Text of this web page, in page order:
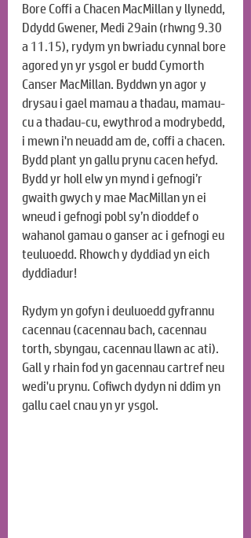
Bore Coffi a Chacen MacMillan y llynedd,
Ddydd Gwener, Medi 29ain (rhwng 9.30
a 11.15), rydym yn bwriadu cynnal bore
agored yn yr ysgol er budd Cymorth
Canser MacMillan. Byddwn yn agor y
drysau i gael mamau a thadau, mamau-
cu a thadau-cu, ewythrod a modrybedd,
i mewn i'n neuadd am de, coffi a chacen.
Bydd plant yn gallu prynu cacen hefyd.
Bydd yr holl elw yn mynd i gefnogi’r
gwaith gwych y mae MacMillan yn ei
wneud i gefnogi pobl sy’n dioddef o
wahanol gamau o ganser ac i gefnogi eu
teuluoedd. Rhowch y dyddiad yn eich
dyddiadur!
Rydym yn gofyn i deuluoedd gyfrannu
cacennau (cacennau bach, cacennau
torth, sbyngau, cacennau llawn ac ati).
Gall y rhain fod yn gacennau cartref neu
wedi'u prynu. Cofiwch dydyn ni ddim yn
gallu cael cnau yn yr ysgol.